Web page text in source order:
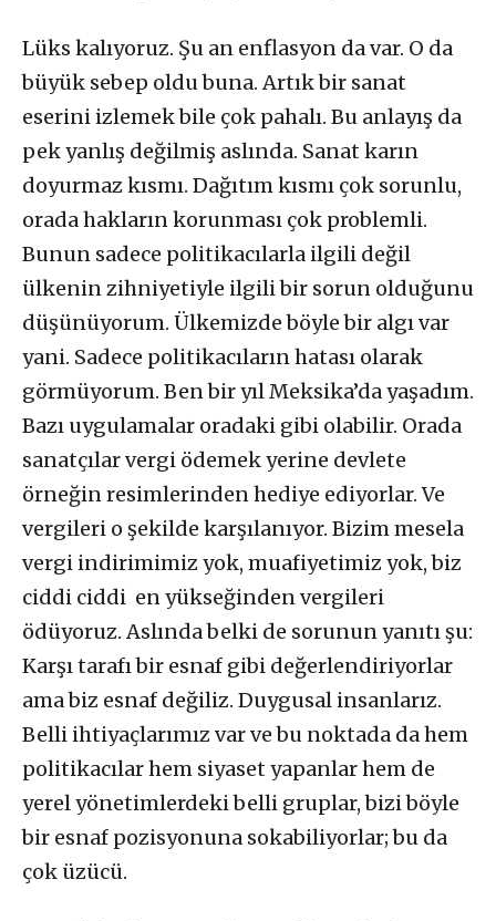
Lüks kalıyoruz. Şu an enflasyon da var. O da
büyük sebep oldu buna. Artık bir sanat
eserini izlemek bile çok pahalı. Bu anlayış da
pek yanlış değilmiş aslında. Sanat karın
doyurmaz kısmı. Dağıtım kısmı çok sorunlu,
orada hakların korunması çok problemli.
Bunun sadece politikacılarla ilgili değil
ülkenin zihniyetiyle ilgili bir sorun olduğunu
düşünüyorum. Ülkemizde böyle bir algı var
yani. Sadece politikacıların hatası olarak
görmüyorum. Ben bir yıl Meksika’da yaşadım.
Bazı uygulamalar oradaki gibi olabilir. Orada
sanatçılar vergi ödemek yerine devlete
örneğin resimlerinden hediye ediyorlar. Ve
vergileri o şekilde karşılanıyor. Bizim mesela
vergi indirimimiz yok, muafiyetimiz yok, biz
ciddi ciddi en yükseğinden vergileri
ödüyoruz. Aslında belki de sorunun yanıtı şu:
Karşı tarafı bir esnaf gibi değerlendiriyorlar
ama biz esnaf değiliz. Duygusal insanlarız.
Belli ihtiyaçlarımız var ve bu noktada da hem
politikacılar hem siyaset yapanlar hem de
yerel yönetimlerdeki belli gruplar, bizi böyle
bir esnaf pozisyonuna sokabiliyorlar; bu da
çok üzücü.